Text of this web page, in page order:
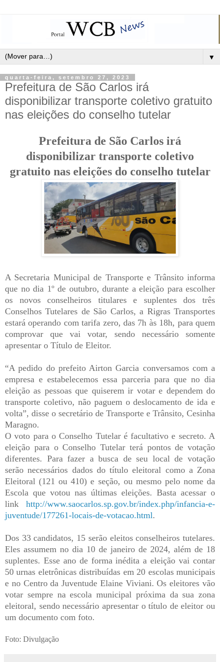
▼
quarta-feira, setembro 27, 2023
Prefeitura de São Carlos irá
disponibilizar transporte coletivo gratuito
nas eleições do conselho tutelar
Prefeitura de São Carlos irá
disponibilizar transporte coletivo
gratuito nas eleições do conselho tutelar
A Secretaria Municipal de Transporte e Trânsito informa
que no dia 1º de outubro, durante a eleição para escolher
os novos conselheiros titulares e suplentes dos três
Conselhos Tutelares de São Carlos, a Rigras Transportes
estará operando com tarifa zero, das 7h às 18h, para quem
comprovar que vai votar, sendo necessário somente
apresentar o Título de Eleitor.
“A pedido do prefeito Airton Garcia conversamos com a
empresa e estabelecemos essa parceria para que no dia
eleição as pessoas que quiserem ir votar e dependem do
transporte coletivo, não paguem o deslocamento de ida e
volta”, disse o secretário de Transporte e Trânsito, Cesinha
Maragno.
O voto para o Conselho Tutelar é facultativo e secreto. A
eleição para o Conselho Tutelar terá pontos de votação
diferentes. Para fazer a busca de seu local de votação
serão necessários dados do título eleitoral como a Zona
Eleitoral (121 ou 410) e seção, ou mesmo pelo nome da
Escola que votou nas últimas eleições. Basta acessar o
link http://www.saocarlos.sp.gov.br/index.php/infancia-e-
juventude/177261-locais-de-votacao.html.
Dos 33 candidatos, 15 serão eleitos conselheiros tutelares.
Eles assumem no dia 10 de janeiro de 2024, além de 18
suplentes. Esse ano de forma inédita a eleição vai contar
50 urnas eletrônicas distribuídas em 20 escolas municipais
e no Centro da Juventude Elaine Viviani. Os eleitores vão
votar sempre na escola municipal próxima da sua zona
eleitoral, sendo necessário apresentar o título de eleitor ou
um documento com foto.
Foto: Divulgação